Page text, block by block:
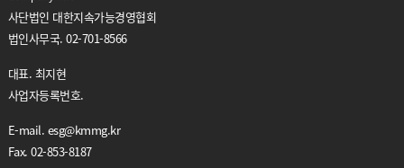
사단법인 대한지속가능경영협회
법인사무국. 02-701-8566
대표. 최지현
사업자등록번호.
E-mail. esg@kmmg.kr
Fax. 02-853-8187